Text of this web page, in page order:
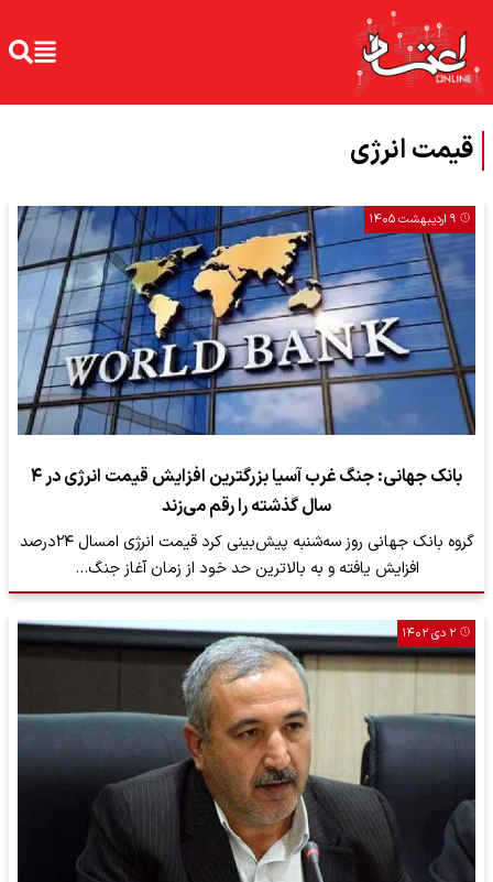
قیمت انرژی
۹ اردیبهشت ۱۴۰۵
بانک جهانی: جنگ غرب آسیا بزرگترین افزایش قیمت انرژی در ۴
سال گذشته را رقم می‌زند
گروه بانک جهانی روز سه‌شنبه پیش‌بینی کرد قیمت انرژی امسال ۲۴درصد
افزایش یافته و به بالاترین حد خود از زمان آغاز جنگ…
۲ دی ۱۴۰۲